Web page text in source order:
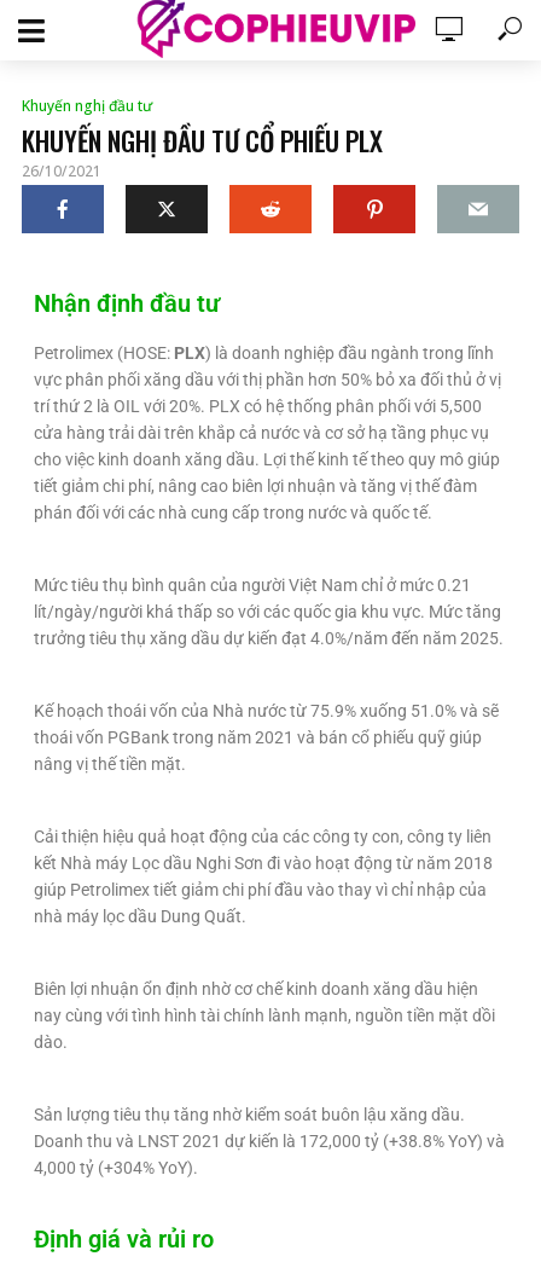
Khuyến nghị đầu tư
KHUYẾN NGHỊ ĐẦU TƯ CỔ PHIẾU PLX
26/10/2021
Nhận định đầu tư
Petrolimex (HOSE: PLX) là doanh nghiệp đầu ngành trong lĩnh
vực phân phối xăng dầu với thị phần hơn 50% bỏ xa đối thủ ở vị
trí thứ 2 là OIL với 20%. PLX có hệ thống phân phối với 5,500
cửa hàng trải dài trên khắp cả nước và cơ sở hạ tầng phục vụ
cho việc kinh doanh xăng dầu. Lợi thế kinh tế theo quy mô giúp
tiết giảm chi phí, nâng cao biên lợi nhuận và tăng vị thế đàm
phán đối với các nhà cung cấp trong nước và quốc tế.
Mức tiêu thụ bình quân của người Việt Nam chỉ ở mức 0.21
lít/ngày/người khá thấp so với các quốc gia khu vực. Mức tăng
trưởng tiêu thụ xăng dầu dự kiến đạt 4.0%/năm đến năm 2025.
Kế hoạch thoái vốn của Nhà nước từ 75.9% xuống 51.0% và sẽ
thoái vốn PGBank trong năm 2021 và bán cổ phiếu quỹ giúp
nâng vị thế tiền mặt.
Cải thiện hiệu quả hoạt động của các công ty con, công ty liên
kết Nhà máy Lọc dầu Nghi Sơn đi vào hoạt động từ năm 2018
giúp Petrolimex tiết giảm chi phí đầu vào thay vì chỉ nhập của
nhà máy lọc dầu Dung Quất.
Biên lợi nhuận ổn định nhờ cơ chế kinh doanh xăng dầu hiện
nay cùng với tình hình tài chính lành mạnh, nguồn tiền mặt dồi
dào.
Sản lượng tiêu thụ tăng nhờ kiểm soát buôn lậu xăng dầu.
Doanh thu và LNST 2021 dự kiến là 172,000 tỷ (+38.8% YoY) và
4,000 tỷ (+304% YoY).
Định giá và rủi ro